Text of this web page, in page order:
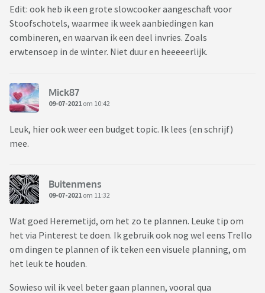
Edit: ook heb ik een grote slowcooker aangeschaft voor
Stoofschotels, waarmee ik week aanbiedingen kan
combineren, en waarvan ik een deel invries. Zoals
erwtensoep in de winter. Niet duur en heeeeerlijk.
Mick87
09-07-2021 om 10:42
Leuk, hier ook weer een budget topic. Ik lees (en schrijf)
mee.
Buitenmens
09-07-2021 om 11:32
Wat goed Heremetijd, om het zo te plannen. Leuke tip om
het via Pinterest te doen. Ik gebruik ook nog wel eens Trello
om dingen te plannen of ik teken een visuele planning, om
het leuk te houden.
Sowieso wil ik veel beter gaan plannen, vooral qua